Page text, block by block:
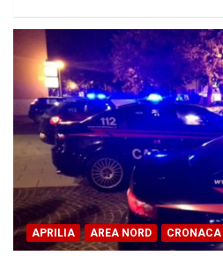
APRILIA AREA NORD CRONACA